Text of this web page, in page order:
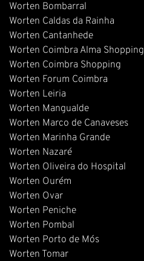
Worten Bombarral
Worten Caldas da Rainha
Worten Cantanhede
Worten Coimbra Alma Shopping
Worten Coimbra Shopping
Worten Forum Coimbra
Worten Leiria
Worten Mangualde
Worten Marco de Canaveses
Worten Marinha Grande
Worten Nazaré
Worten Oliveira do Hospital
Worten Ourém
Worten Ovar
Worten Peniche
Worten Pombal
Worten Porto de Mós
Worten Tomar